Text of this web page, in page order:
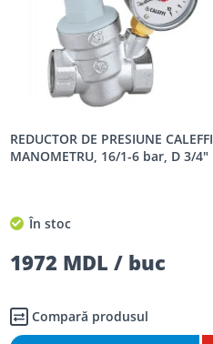
REDUCTOR DE PRESIUNE CALEFFI CU
MANOMETRU, 16/1-6 bar, D 3/4"
În stoc
1972 MDL / buc
Compară produsul